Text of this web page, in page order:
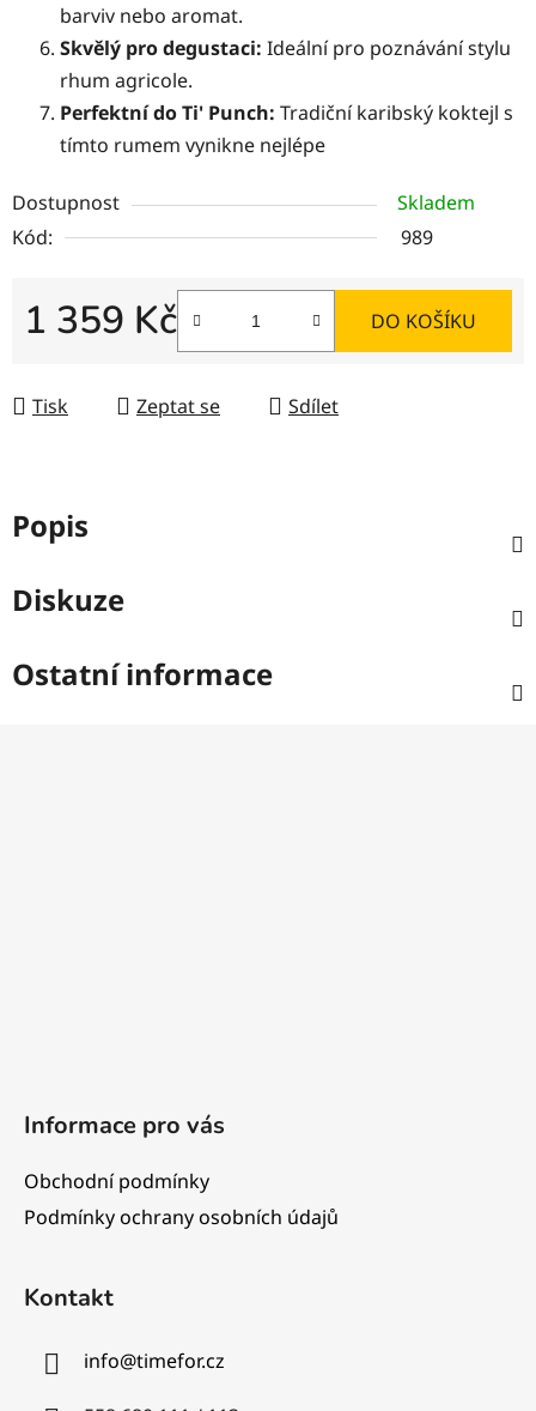
barviv nebo aromat.
Skvělý pro degustaci: Ideální pro poznávání stylu
rhum agricole.
Perfektní do Ti' Punch: Tradiční karibský koktejl s
tímto rumem vynikne nejlépe
Dostupnost
Skladem
Kód:
989
1 359 Kč DO KOŠÍKU
Tisk Zeptat se Sdílet
Popis
Diskuze
Ostatní informace
Informace pro vás
Obchodní podmínky
Podmínky ochrany osobních údajů
Kontakt
info@timefor.cz